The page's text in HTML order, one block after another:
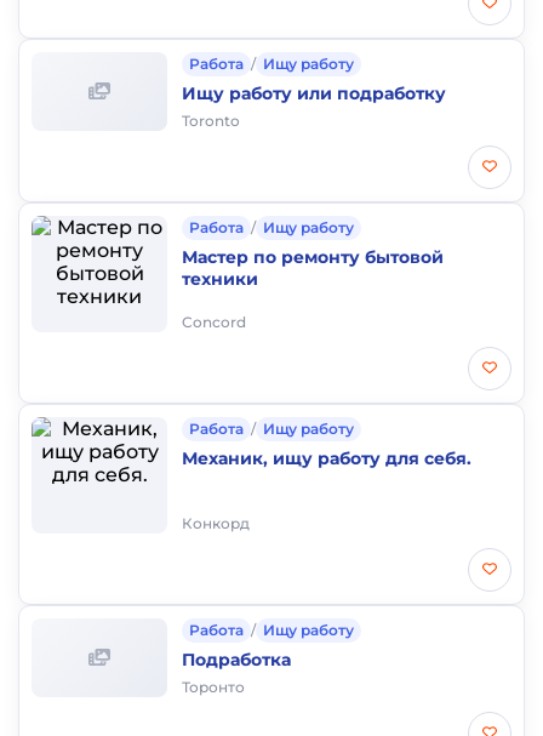
Работа / Ищу работу
Ищу работу или подработку
Toronto
Работа / Ищу работу
Мастер по ремонту бытовой
техники
Concord
Работа / Ищу работу
Механик, ищу работу для себя.
Конкорд
Работа / Ищу работу
Подработка
Торонто